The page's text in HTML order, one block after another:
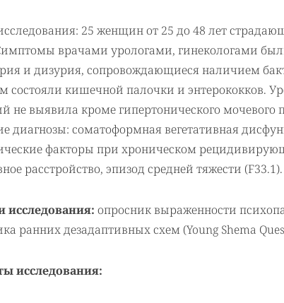
25 женщин от 25 до 48 лет
врачами урологами, гинекологами
и дизурия, сопровождающиеся наличием
состояли кишечной палочки и энтерококков.
не выявила кроме гипертонического
диагнозы: соматоформная вегетативная
факторы при хроническом
расстройство, эпизод средней тяжести (F33.1).
исследования: опросник выраженности
ранних дезадаптивных схем (Young Shema
исследования: